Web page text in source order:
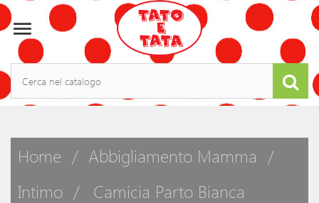

Home
Abbigliamento Mamma
Intimo
Camicia Parto Bianca